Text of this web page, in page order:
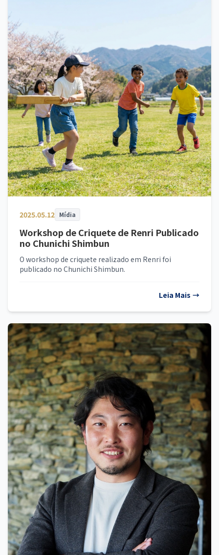
2025.05.12 Mídia
Workshop de Criquete de Renri Publicado
no Chunichi Shimbun
O workshop de criquete realizado em Renri foi
publicado no Chunichi Shimbun.
Leia Mais →